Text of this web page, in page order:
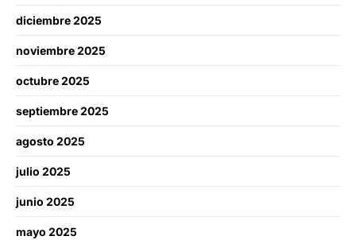
diciembre 2025
noviembre 2025
octubre 2025
septiembre 2025
agosto 2025
julio 2025
junio 2025
mayo 2025